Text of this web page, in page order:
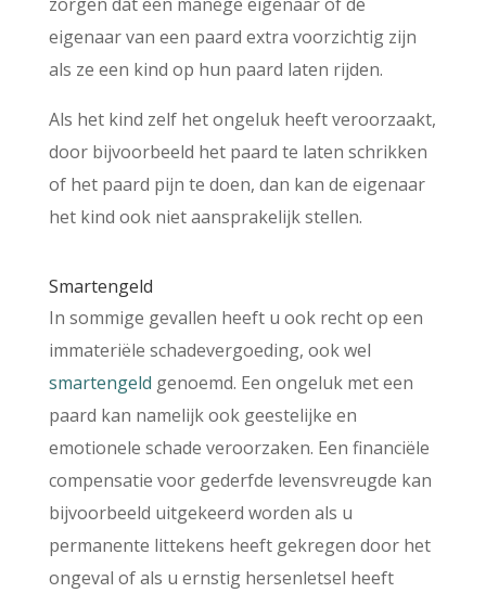
eigenaar van een paard extra voorzichtig zijn
als ze een kind op hun paard laten rijden.
Als het kind zelf het ongeluk heeft veroorzaakt,
door bijvoorbeeld het paard te laten schrikken
of het paard pijn te doen, dan kan de eigenaar
het kind ook niet aansprakelijk stellen.
Smartengeld
In sommige gevallen heeft u ook recht op een
immateriële schadevergoeding, ook wel
smartengeld genoemd. Een ongeluk met een
paard kan namelijk ook geestelijke en
emotionele schade veroorzaken. Een financiële
compensatie voor gederfde levensvreugde kan
bijvoorbeeld uitgekeerd worden als u
permanente littekens heeft gekregen door het
ongeval of als u ernstig hersenletsel heeft